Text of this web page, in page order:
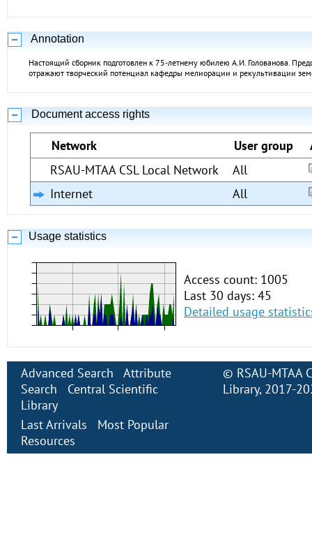
Annotation
Настоящий сборник подготовлен к 75-летнему юбилею А.И. Голованова.
отражают творческий потенциал кафедры мелиорации и рекультивации
Document access rights
Network User group
RSAU-MTAA CSL Local Network
All
Internet
All
Usage statistics
Access count: 1005
Last 30 days: 45
Detailed usage
Advanced Search
Attribute
Search
Central Scientific
Library
Last Arrivals
Most Popular
Resources
© RSAU-MTAA
Library, 2017-